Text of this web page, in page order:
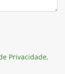
Privacidade.